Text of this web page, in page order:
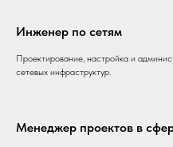
Инженер по сетям
Проектирование, настройка и
сетевых инфраструктур.
Менеджер проектов в